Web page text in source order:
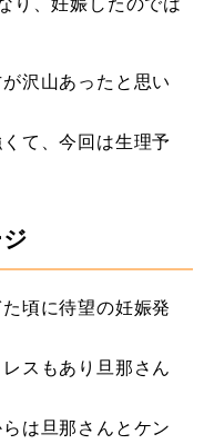
沢山あったと思い
て、今回は生理予
頃に待望の妊娠発
スもあり旦那さん
は旦那さんとケン